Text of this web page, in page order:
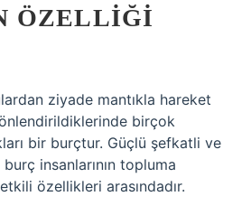
ÖZELLIĞI
ziyade mantıkla hareket
birçok
bir burçtur. Güçlü şefkatli ve
insanlarının topluma
özellikleri arasındadır.